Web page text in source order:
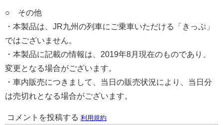
○ その他
・本製品は、JR九州の列車にご乗車いただける「きっぷ」
ではございません。
・本製品に記載の情報は、2019年8月現在のものであり、
変更となる場合がございます。
・車内販売につきまして、当日の販売状況により、当日分
は売切れとなる場合がございます。